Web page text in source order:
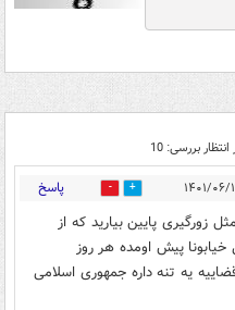
انتظار بررسی: 10
48 پاسخ
پایین بیارید که از
پیش اومده هر روز
یه تنه داره جمهوری اسلامی